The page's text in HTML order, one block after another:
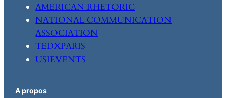
AMERICAN RHETORIC
NATIONAL COMMUNICATION
ASSOCIATION
TEDXPARIS
USIEVENTS
A propos